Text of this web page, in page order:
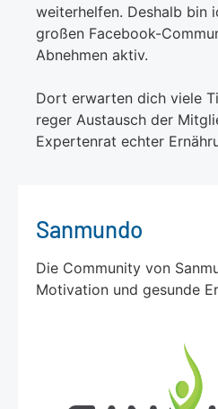
weiterhelfen. Deshalb bin
großen Facebook-
Abnehmen aktiv.
Dort erwarten dich viele
reger Austausch der
Expertenrat echter
Sanmundo
Die Community von
Motivation und gesunde